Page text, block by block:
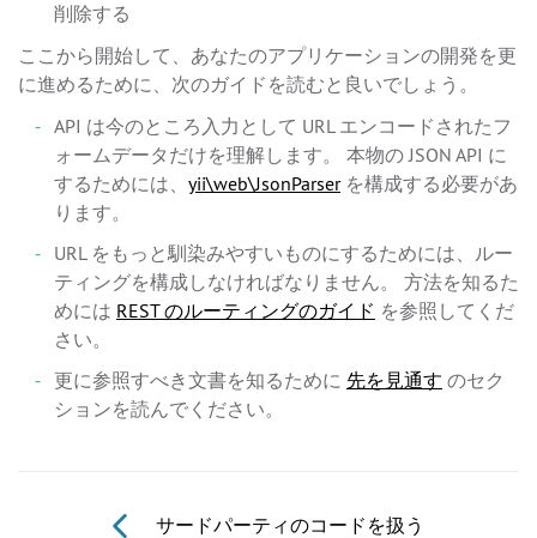
削除する
ここから開始して、あなたのアプリケーションの開発を更
に進めるために、次のガイドを読むと良いでしょう。
API は今のところ入力として URL エンコードされたフ
ォームデータだけを理解します。 本物の JSON API に
するためには、 yii\web\JsonParserを構成する必要があ
ります。
URL をもっと馴染みやすいものにするためには、ルー
ティングを構成しなければなりません。 方法を知るた
めには REST のルーティングのガイド を参照してくだ
さい。
更に参照すべき文書を知るために 先を見通す のセク
ションを読んでください。
サードパーティのコードを扱う